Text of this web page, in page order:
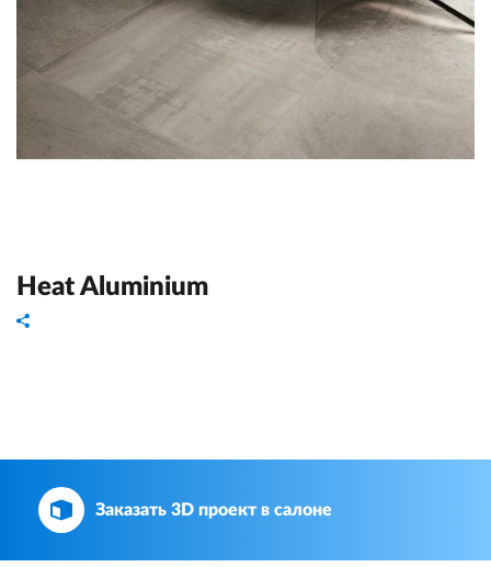
Heat Aluminium
Заказать 3D проект в салоне